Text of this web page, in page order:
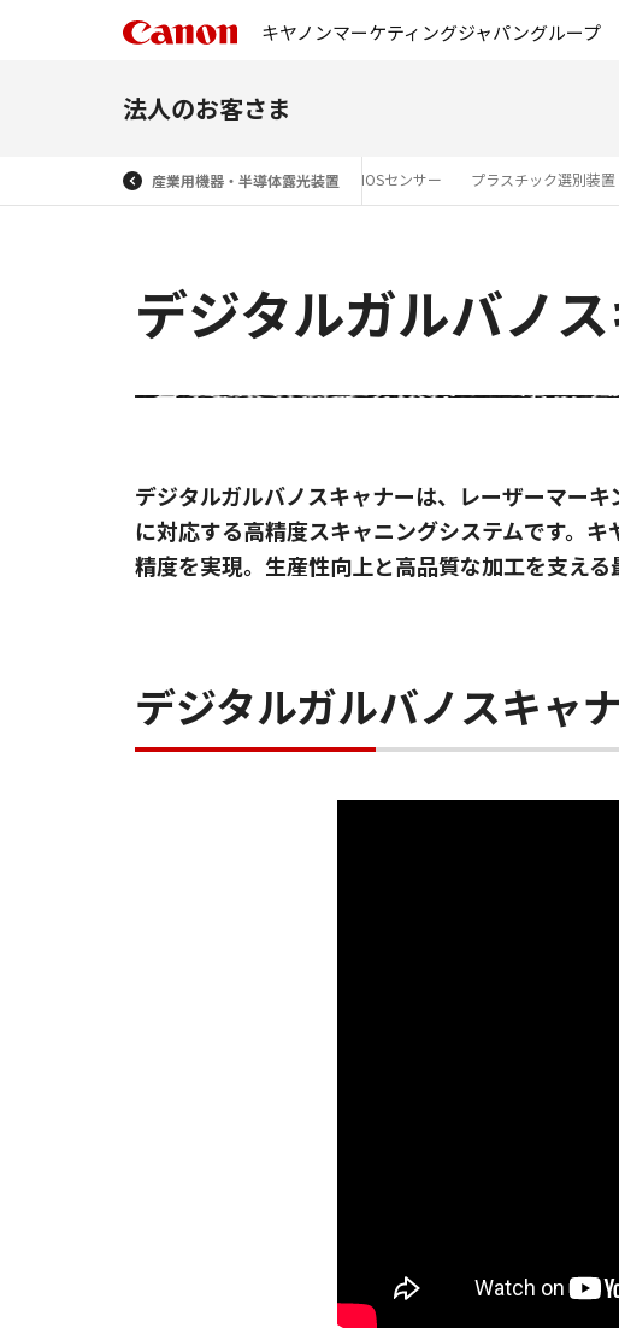
キヤノンマーケティングジャパングループ
法人のお客さま
産業用機器・半導体露光装置
光学計測機器 レーザー干渉計 CMOSセンサー プラスチック選別装置
デジタルガルバノ
デジタルガルバノスキャナーは、レーザーマー
に対応する高精度スキャニングシステムです。
精度を実現。生産性向上と高品質な加工を支え
デジタルガルバノスキャ